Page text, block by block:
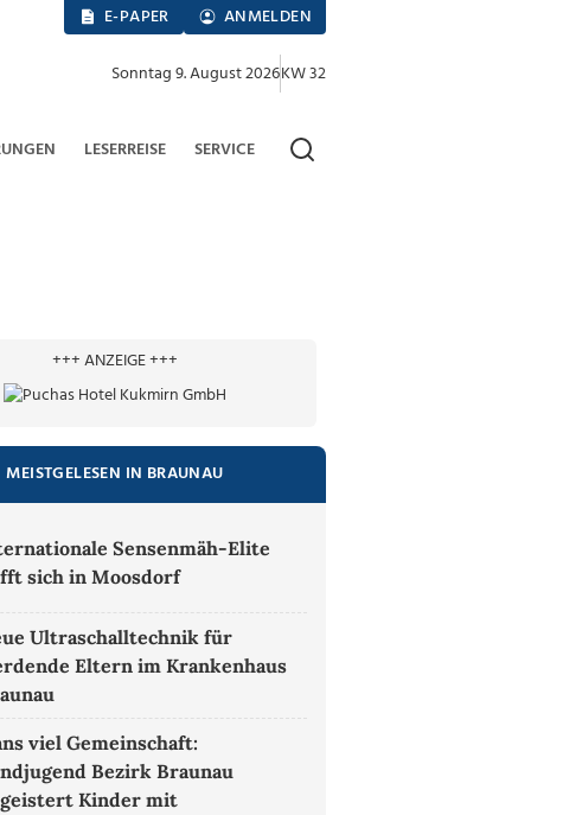
E-PAPER ANMELDEN
Sonntag 9. August 2026KW 32
LESERREISE SERVICE
+++ ANZEIGE +++
MEISTGELESEN IN BRAUNAU
Sensenmäh-Elite
sich in Moosdorf
Ultraschalltechnik für
Eltern im Krankenhaus
viel Gemeinschaft:
Bezirk Braunau
Kinder mit